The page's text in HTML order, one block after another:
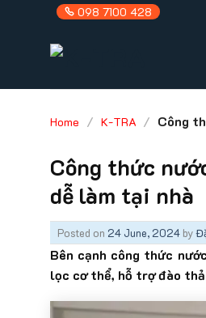
098 7100 428
Home / K-TRA / Công
Công thức
dễ làm tại nhà
Posted on 24 June, 2024 by
Bên cạnh công thức
lọc cơ thể, hỗ trợ đào